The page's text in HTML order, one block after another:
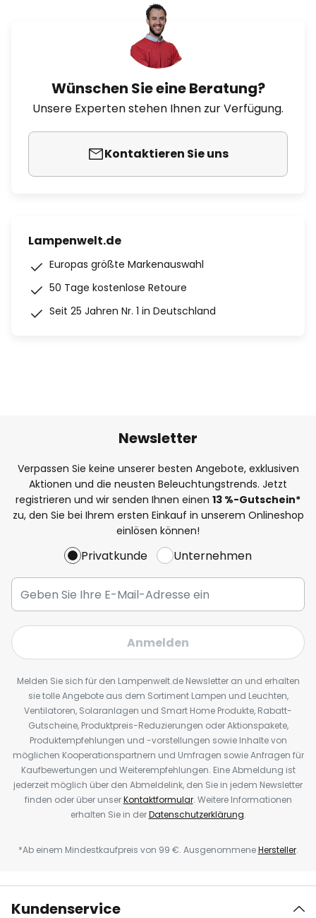
Wünschen Sie eine Beratung?
Unsere Experten stehen Ihnen zur Verfügung.
Kontaktieren Sie uns
Lampenwelt.de
Europas größte Markenauswahl
50 Tage kostenlose Retoure
Seit 25 Jahren Nr. 1 in Deutschland
Newsletter
Verpassen Sie keine unserer besten Angebote, exklusiven
Aktionen und die neusten Beleuchtungstrends. Jetzt
registrieren und wir senden Ihnen einen 13 %-Gutschein*
zu, den Sie bei Ihrem ersten Einkauf in unserem Onlineshop
einlösen können!
Privatkunde Unternehmen
Anmelden
Melden Sie sich für den Lampenwelt.de Newsletter an und erhalten
sie tolle Angebote aus dem Sortiment Lampen und Leuchten,
Ventilatoren, Solaranlagen und Smart Home Produkte, Rabatt-
Gutscheine, Produktpreis-Reduzierungen oder Aktionspakete,
Produktempfehlungen und -vorstellungen sowie Inhalte von
möglichen Kooperationspartnern und Umfragen sowie Anfragen für
Kaufbewertungen und Weiterempfehlungen. Eine Abmeldung ist
jederzeit möglich über den Abmeldelink, den Sie in jedem Newsletter
finden oder über unserKontaktformular. Weitere Informationen
erhalten Sie in derDatenschutzerklärung.
*Ab einem Mindestkaufpreis von 99 €. AusgenommeneHersteller.
Kundenservice